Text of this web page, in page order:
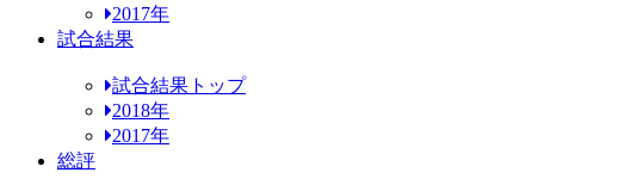
2017年
試合結果
試合結果トップ
2018年
2017年
総評